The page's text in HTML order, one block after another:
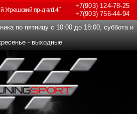
+7(903)124-78-25
+7(903)756-44-94
Угрешский пр-д вл14Г
по пятницу с 10:00 до 18:00, суббота и
- выходные